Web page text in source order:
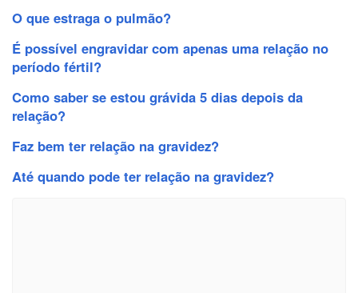
O que estraga o pulmão?
É possível engravidar com apenas uma relação no
período fértil?
Como saber se estou grávida 5 dias depois da
relação?
Faz bem ter relação na gravidez?
Até quando pode ter relação na gravidez?